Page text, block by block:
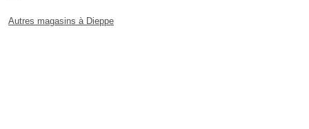
Autres magasins à Dieppe